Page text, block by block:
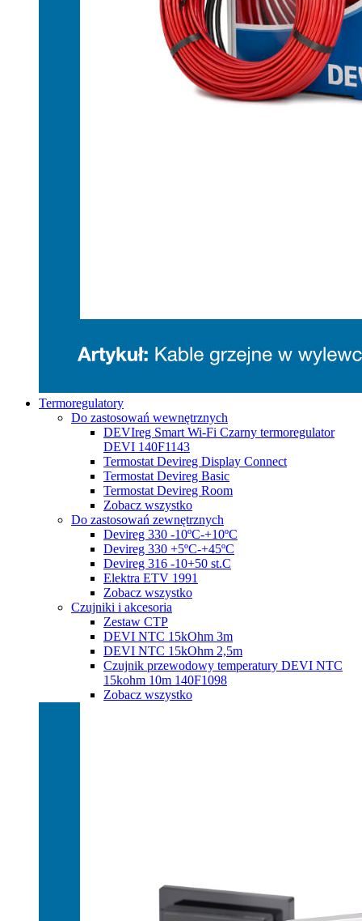
Termoregulatory
Do zastosowań wewnętrznych
DEVIreg Smart Wi-Fi Czarny termoregulator
DEVI 140F1143
Termostat Devireg Display Connect
Termostat Devireg Basic
Termostat Devireg Room
Zobacz wszystko
Do zastosowań zewnętrznych
Devireg 330 -10ºC-+10ºC
Devireg 330 +5ºC-+45ºC
Devireg 316 -10+50 st.C
Elektra ETV 1991
Zobacz wszystko
Czujniki i akcesoria
Zestaw CTP
DEVI NTC 15kOhm 3m
DEVI NTC 15kOhm 2,5m
Czujnik przewodowy temperatury DEVI NTC
15kohm 10m 140F1098
Zobacz wszystko